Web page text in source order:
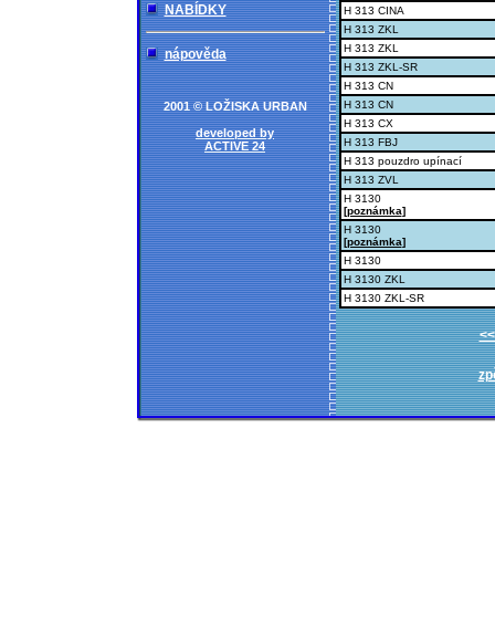
NABÍDKY
nápověda
2001 © LOŽISKA URBAN
developed by
ACTIVE 24
H 313 CINA
H 313 ZKL
H 313 ZKL
H 313 ZKL-SR
H 313 CN
H 313 CN
H 313 CX
H 313 FBJ
H 313 pouzdro upínací
H 313 ZVL
H 3130
[poznámka]
H 3130
[poznámka]
H 3130
H 3130 ZKL
H 3130 ZKL-SR